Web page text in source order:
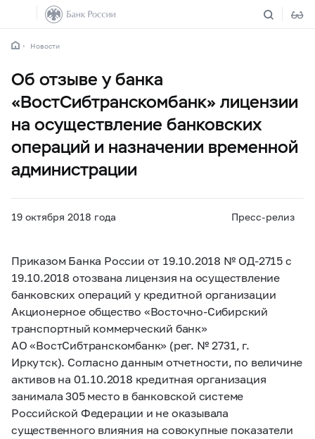
Новости
Об отзыве у банка
«ВостСибтранскомбанк» лицензии
на осуществление банковских
операций и назначении временной
администрации
19 октября 2018 года Пресс-релиз
Приказом Банка России от 19.10.2018 № ОД-2715 с
19.10.2018 отозвана лицензия на осуществление
банковских операций у кредитной организации
Акционерное общество «Восточно-Сибирский
транспортный коммерческий банк»
АО «ВостСибтранскомбанк» (рег. № 2731, г.
Иркутск). Согласно данным отчетности, по величине
активов на 01.10.2018 кредитная организация
занимала 305 место в банковской системе
Российской Федерации и не оказывала
существенного влияния на совокупные показатели